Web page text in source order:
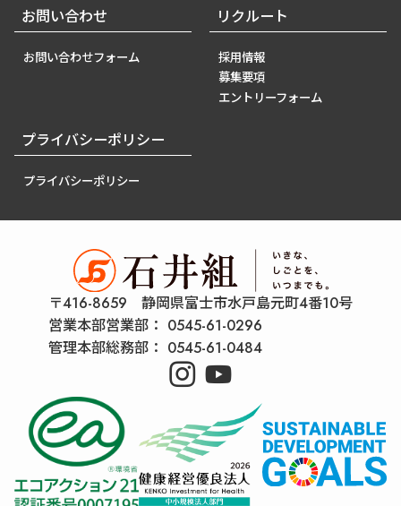
お問い合わせ
お問い合わせフォーム
リクルート
採用情報
募集要項
エントリーフォーム
プライバシーポリシー
プライバシーポリシー
〒416-8659 静岡県富士市水戸島元町4番10号
営業本部営業部： 0545-61-0296
管理本部総務部： 0545-61-0484